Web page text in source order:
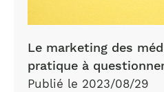
Le marketing des
pratique à
Publié le 2023/08/29